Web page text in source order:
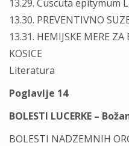
13.29. Cuscuta epitymum L.
13.30. PREVENTIVNO
13.31. HEMIJSKE MERE
KOSICE
Literatura
Poglavlje 14
BOLESTI LUCERKE –
BOLESTI NADZEMNIH